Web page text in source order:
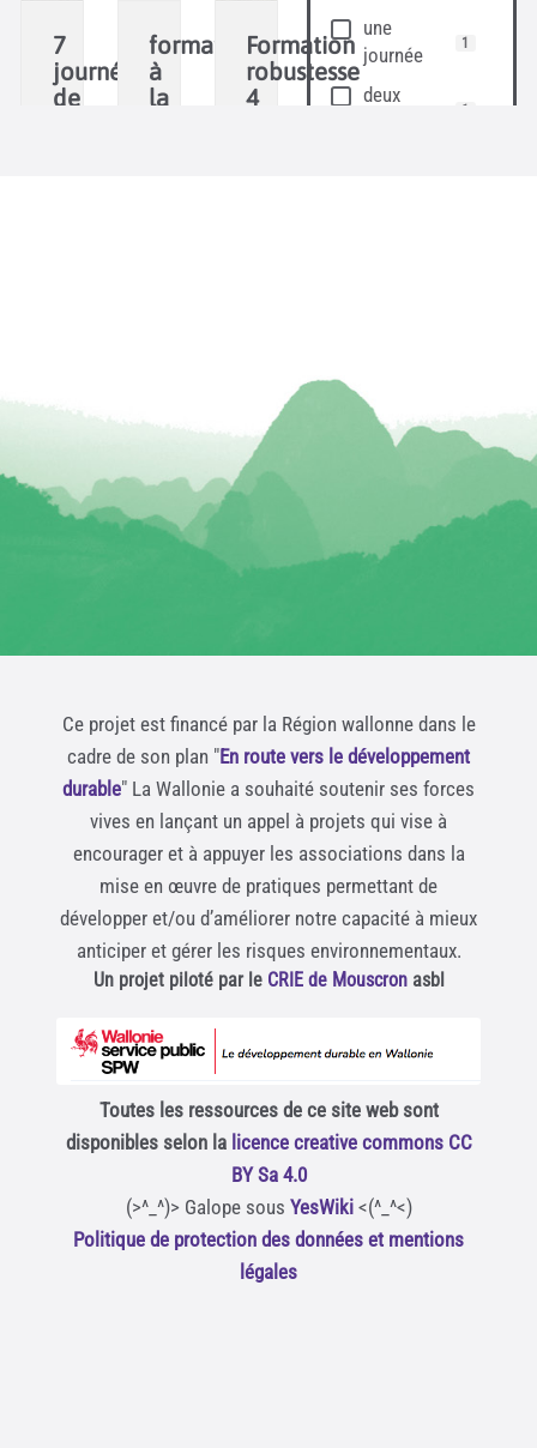
Ce projet est financé par la Région wallonne dans le
cadre de son plan "En route vers le développement
durable" La Wallonie a souhaité soutenir ses forces
vives en lançant un appel à projets qui vise à
encourager et à appuyer les associations dans la
mise en œuvre de pratiques permettant de
développer et/ou d’améliorer notre capacité à mieux
anticiper et gérer les risques environnementaux.
Un projet piloté par le CRIE de Mouscronasbl
Toutes les ressources de ce site web sont
disponibles selon la licence creative commons CC
BY Sa 4.0
(>^_^)> Galope sous YesWiki<(^_^<)
Politique de protection des données et mentions
légales